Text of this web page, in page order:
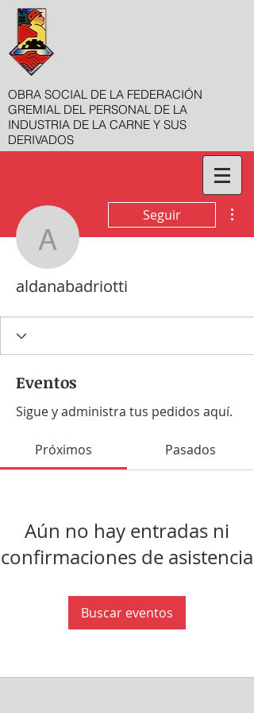
OBRA SOCIAL DE LA FEDERACIÓN
GREMIAL DEL PERSONAL DE LA
INDUSTRIA DE LA CARNE Y SUS
DERIVADOS
aldanabadriotti
Seguir
aldanabadriotti
Eventos
Sigue y administra tus pedidos aquí.
Próximos Pasados
Aún no hay entradas ni
confirmaciones de asistencia
Buscar eventos